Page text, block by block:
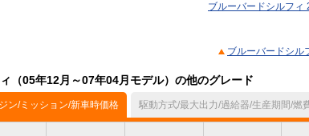
ブルーバードシルフィ
ブルーバードシル
（05年12月～07年04月モデル）の他のグレード
ン/ミッション/新車時価格 駆動方式/最大出力/過給器/生産期間/燃